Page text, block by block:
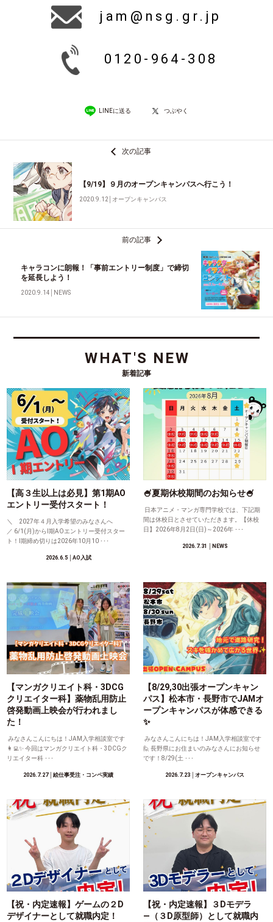
jam@nsg.gr.jp
0120-964-308
LINEに送る つぶやく
次の記事
【9/19】９月のオープンキャンパスへ行こう！
2020.9.12 オープンキャンパス
前の記事
キャラコンに朗報！「事前エントリー制度」で締切
を延長しよう！
2020.9.14 NEWS
WHAT'S NEW
新着記事
【高３生以上は必見】第1期AO
エントリー受付スタート！
＼ 2027年４月入学希望のみなさんへ
／ 6/1(月)からⅠ期AOエントリー受付スター
ト！Ⅰ期締め切りは2026年10月10 ･･･
2026.6.5│AO入試
🍧夏期休校期間のお知らせ🍧
日本アニメ・マンガ専門学校では、下記期
間は休校日とさせていただきます。【休校
日】2026年8月2日(日)～2026年 ･･･
2026.7.31 │NEWS
【マンガクリエイト科・3DCG
クリエイター科】薬物乱用防止
啓発動画上映会が行われまし
た！
みなさんこんにちは！JAM入学相談室です
👩‍💻✨ 今回はマンガクリエイト科・3DCGク
リエイター科 ･･･
2026.7.27│絵仕事受注・コンペ実績
【8/29,30出張オープンキャン
パス】松本市・長野市でJAMオ
ープンキャンパスが体感できる
✨
みなさんこんにちは！JAM入学相談室です
🙋 長野県にお住まいのみなさんにお知らせ
です！8/29(土 ･･･
2026.7.23 │オープンキャンパス
【祝・内定速報】ゲームの２D
デザイナーとして就職内定！
【祝・内定速報】３Dモデラ
―（３D原型師）として就職内